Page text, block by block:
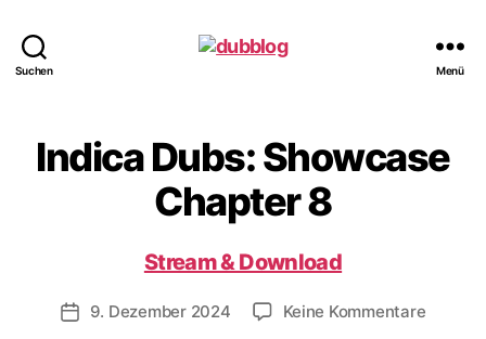
Suchen Menü
Indica Dubs: Showcase
Chapter 8
Stream & Download
Veröffentlichungsdatum
9. Dezember 2024 Keine Kommentarezu